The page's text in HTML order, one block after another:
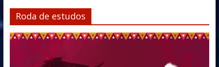
Roda de estudos